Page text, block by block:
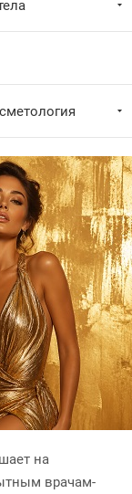
на
врачам-